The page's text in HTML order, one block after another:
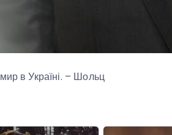
в Україні. – Шольц